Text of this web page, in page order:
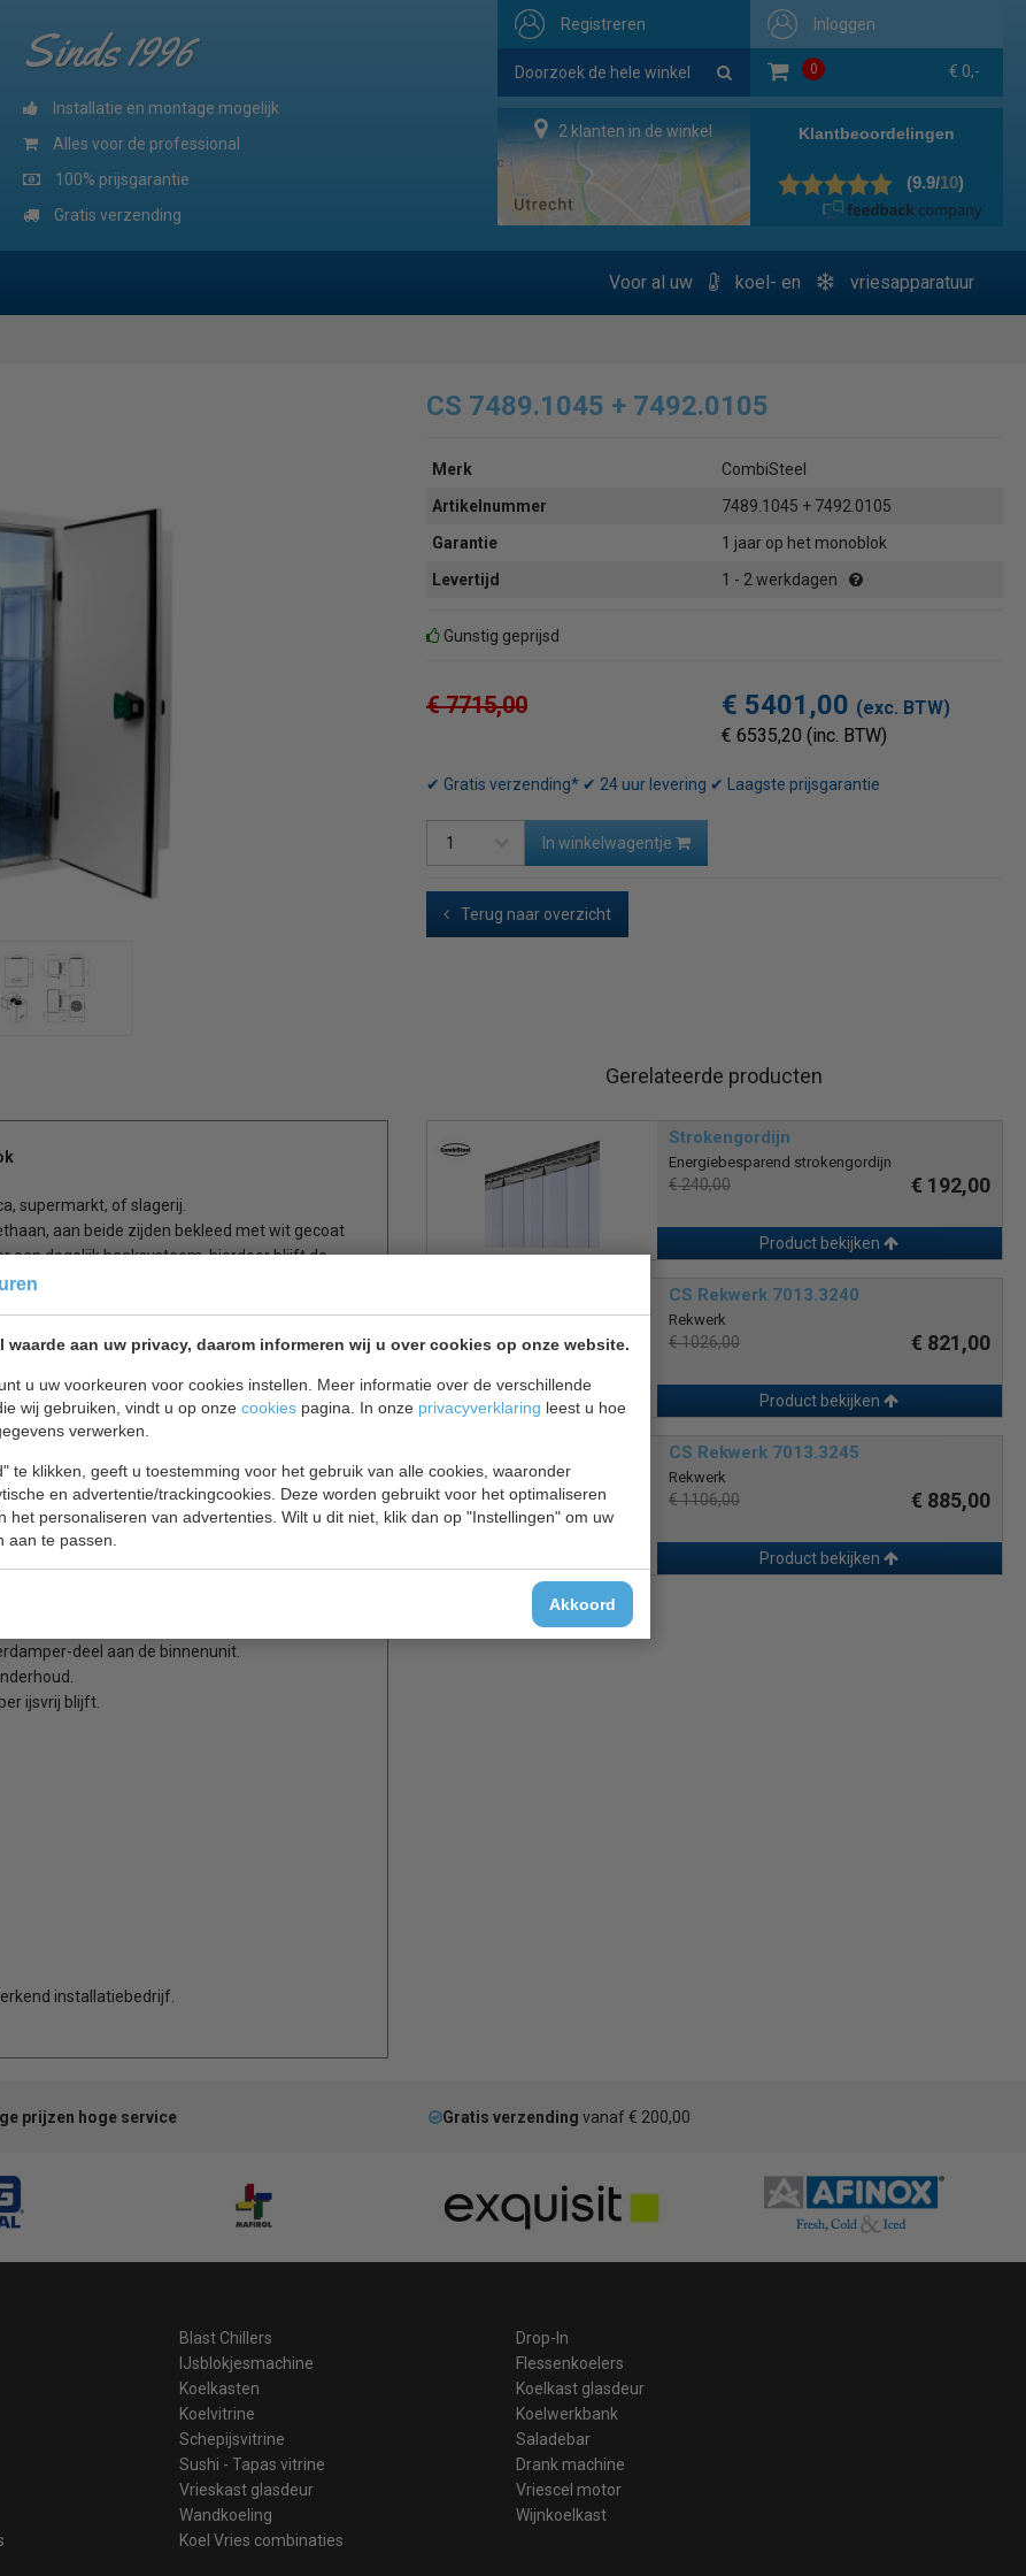
waarde aan uw privacy, daarom informeren wij u over cookies op onze website.
u uw voorkeuren voor cookies instellen. Meer informatie over de verschillende
wij gebruiken, vindt u op onze cookies pagina. In onze privacyverklaring leest u hoe
verwerken.
te klikken, geeft u toestemming voor het gebruik van alle cookies, waaronder
en advertentie/trackingcookies. Deze worden gebruikt voor het optimaliseren
het personaliseren van advertenties. Wilt u dit niet, klik dan op "Instellingen" om uw
aan te passen.
Akkoord
Inloggen
0 € 0,-
Registreren
Sinds 1996
Installatie en montage mogelijk
Alles voor de professional
100% prijsgarantie
Gratis verzending
2 klanten in de winkel
Voor al uw koel- en vriesapparatuur
CS 7489.1045 + 7492.0105
Merk
CombiSteel
Artikelnummer
7489.1045 + 7492.0105
Garantie
1 jaar op het monoblok
Levertijd
1 - 2 werkdagen
Gunstig geprijsd
€ 7715,00 € 5401,00 (exc. BTW)
€ 6535,20 (inc. BTW)
✔ Gratis verzending* ✔ 24 uur levering ✔ Laagste prijsgarantie
In winkelwagentje
Terug naar overzicht
supermarkt, of slagerij.
aan beide zijden bekleed met wit gecoat
een degelijk haaksysteem, hierdoor blijft de
draaideur is 700 mm breed en is voorzien
een snelle montage in koelcellen.
deel aan de binnenunit.
ijsvrij blijft.
installatiebedrijf.
Gerelateerde producten
Strokengordijn
Energiebesparend strokengordijn
€ 240,00 € 192,00
Product bekijken
CS Rekwerk 7013.3240
Rekwerk
€ 1026,00 € 821,00
Product bekijken
CS Rekwerk 7013.3245
Rekwerk
€ 1106,00 € 885,00
Product bekijken
prijzen hoge service Gratis verzending vanaf € 200,00
Blast Chillers
Drop-In
IJsblokjesmachine
Flessenkoelers
Koelkasten
Koelkast glasdeur
Koelvitrine
Koelwerkbank
Schepijsvitrine
Saladebar
Sushi - Tapas vitrine
Drank machine
Vrieskast glasdeur
Vriescel motor
Wandkoeling
Wijnkoelkast
Koel Vries combinaties